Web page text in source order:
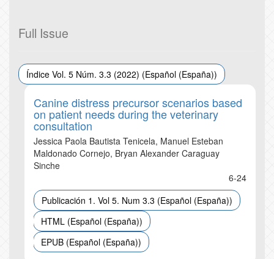
Full Issue
Índice Vol. 5 Núm. 3.3 (2022) (Español (España))
Canine distress precursor scenarios based
on patient needs during the veterinary
consultation
Jessica Paola Bautista Tenicela, Manuel Esteban
Maldonado Cornejo, Bryan Alexander Caraguay
Sinche
6-24
Publicación 1. Vol 5. Num 3.3 (Español (España))
HTML (Español (España))
EPUB (Español (España))